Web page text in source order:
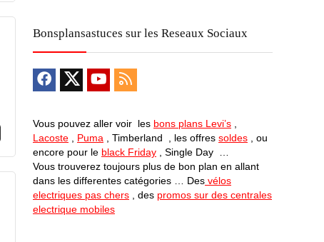
Bonsplansastuces sur les Reseaux Sociaux
Vous pouvez aller voir les bons plans Levi’s
Lacoste
Puma , Timberland , les offres soldes , ou
encore pour le black Friday , Single Day …
Vous trouverez toujours plus de bon plan en allant
dans les differentes catégories … Des vélos
electriques pas chers , des promos sur des centrales
electrique mobiles